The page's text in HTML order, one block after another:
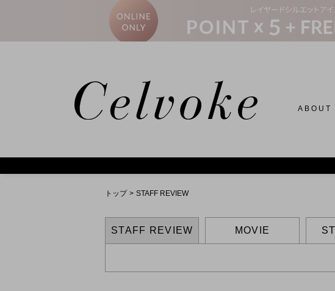
ABOUT
Calm Brightening
トップ > STAFF REVIEW
STAFF REVIEW MOVIE